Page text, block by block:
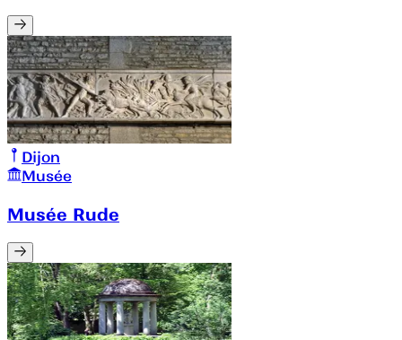
Dijon
Musée
Musée Rude